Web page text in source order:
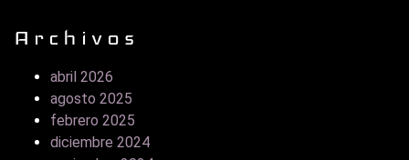
Archivos
abril 2026
agosto 2025
febrero 2025
diciembre 2024